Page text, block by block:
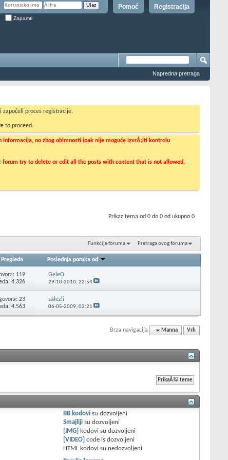
Registracija
Pomoć
Zapamti
Napredna pretraga
započeli proces registracije.
to proceed.
no zbog obimnosti ipak nije moguće izvrÅ¡iti kontrolu
forum try to delete or edit all the posts with content that is not allowed,
Prikaz tema od 0 do 0 od ukupno 0
Funkcije foruma Pretraga ovog foruma
Pregleda Poslednja poruka od
119
4.326
GeleO
29-10-2010, 22:54
23
4.563
salezli
06-05-2009, 03:21
Brza navigacija Manna Vrh
BB kodovi sudozvoljeni
Smajliji sudozvoljeni
[IMG] kodovi sudozvoljeni
[VIDEO] code isdozvoljeni
HTML kodovi su nedozvoljeni